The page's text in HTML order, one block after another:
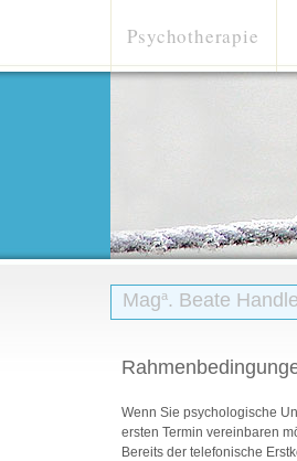
Psychotherapie
Maga . Beate
Wenn Sie psychologische
ersten Termin vereinbaren
Bereits der telefonische